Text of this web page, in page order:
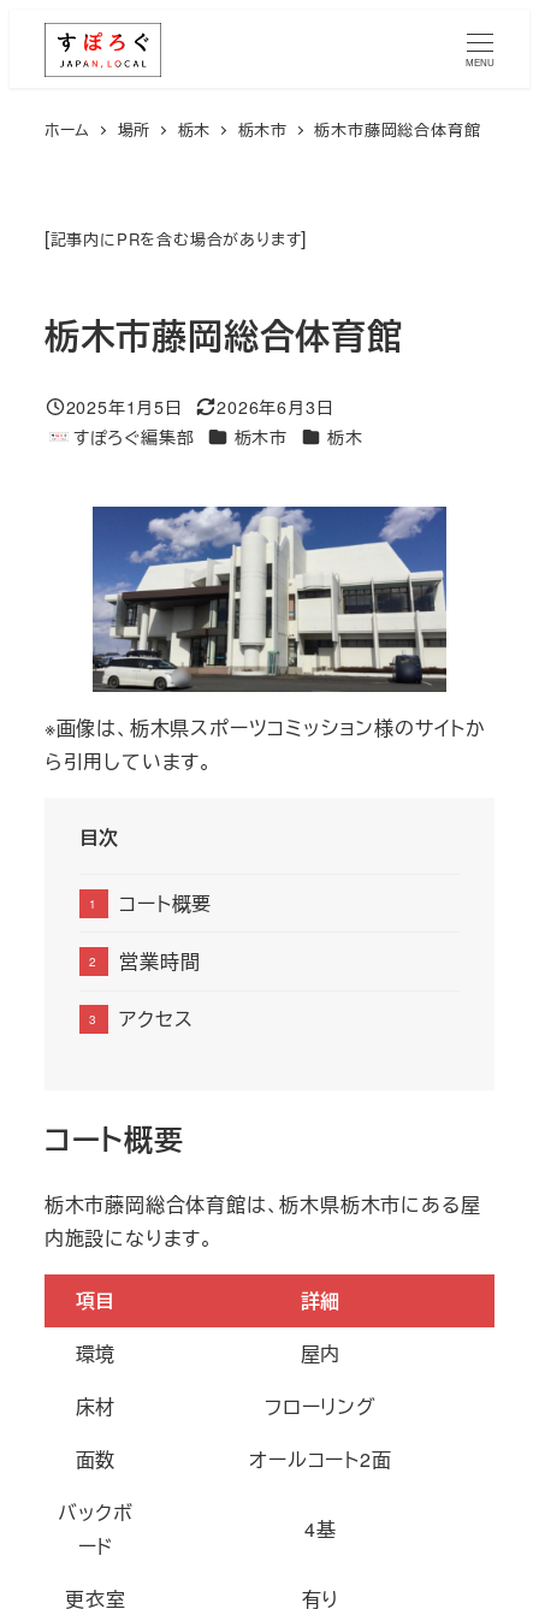
MENU
ホーム 場所 栃木 栃木市 栃木市藤岡総合体育館
[記事内にPRを含む場合があります]
栃木市藤岡総合体育館
投稿日
2025年1月5日
更新日
2026年6月3日
著
すぽろぐ編集部 エリア栃木市 エリア栃木
※画像は、栃木県スポーツコミッション様のサイトか
ら引用しています。
目次
コート概要
営業時間
アクセス
コート概要
栃木市藤岡総合体育館は、栃木県栃木市にある屋
内施設になります。
項目
詳細
環境
屋内
床材
フローリング
面数
オールコート2面
バックボ
ード
4基
更衣室
有り